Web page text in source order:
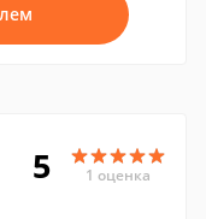
5 1 оценка